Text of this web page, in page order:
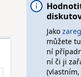
Jako
můžete
ní
ní či ji